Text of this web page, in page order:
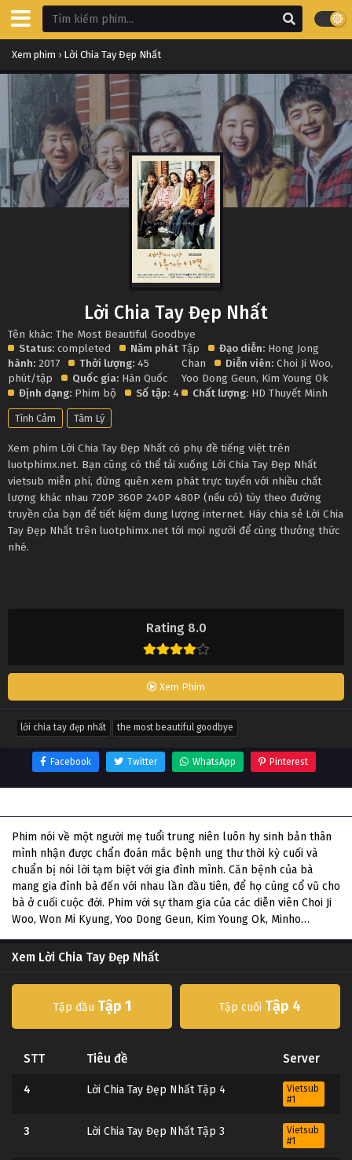
Xem phim › Lời Chia Tay Đẹp Nhất
Rating 8.0
Xem Phim
Lời Chia Tay Đẹp Nhất
Tên khác: The Most Beautiful Goodbye
Status: completed
Năm phát
hành: 2017 Thời lượng: 45
phút/tập
Quốc gia: Hàn Quốc
Định dạng: Phim bộ Số tập: 4
Tập Đạo diễn: Hong Jong
Chan
Diễn viên: Choi Ji Woo,
Yoo Dong Geun, Kim Young Ok
Chất lượng: HD Thuyết Minh
Tình Cảm Tâm Lý
Xem phim Lời Chia Tay Đẹp Nhất có phụ đề tiếng việt trên
luotphimx.net. Bạn cũng có thể tải xuống Lời Chia Tay Đẹp Nhất
vietsub miễn phí, đừng quên xem phát trực tuyến với nhiều chất
lượng khác nhau 720P 360P 240P 480P (nếu có) tùy theo đường
truyền của bạn để tiết kiệm dung lượng internet. Hãy chia sẻ Lời Chia
Tay Đẹp Nhất trên luotphimx.net tới mọi người để cùng thưởng thức
nhé.
lời chia tay đẹp nhất the most beautiful goodbye
Facebook Twitter WhatsApp Pinterest
Phim nói về một người mẹ tuổi trung niên luôn hy sinh bản thân
mình nhận được chẩn đoán mắc bệnh ung thư thời kỳ cuối và
chuẩn bị nói lời tạm biệt với gia đình mình. Căn bệnh của bà
mang gia đình bà đến với nhau lần đầu tiên, để họ cùng cổ vũ cho
bà ở cuối cuộc đời. Phim với sự tham gia của các diễn viên Choi Ji
Woo, Won Mi Kyung, Yoo Dong Geun, Kim Young Ok, Minho…
Xem Lời Chia Tay Đẹp Nhất
Tập đầu Tập 1 Tập cuối Tập 4
STT Tiêu đề Server
4 Lời Chia Tay Đẹp Nhất Tập 4
Vietsub
#1
3 Lời Chia Tay Đẹp Nhất Tập 3
Vietsub
#1